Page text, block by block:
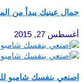
جمال عينيك يبدأ من
أغسطس 27, 2015
اصنعي بنفسك شامبو